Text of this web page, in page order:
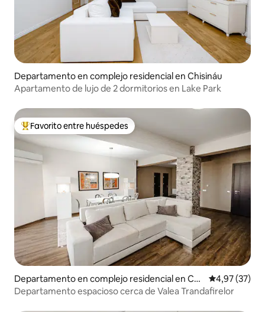
Departamento en complejo residencial en Chisináu
Apartamento de lujo de 2 dormitorios en Lake Park
Favorito entre los huéspedes más destacados
Favorito entre huéspedes
Departamento en complejo residencial en Chi
sináu
Calificación
4,97 (37)
Departamento espacioso cerca de Valea Trandafirelor